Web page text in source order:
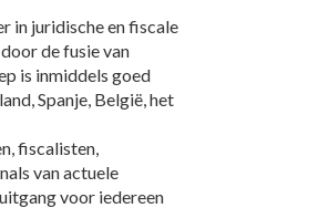
in juridische en fiscale
de fusie van
is inmiddels goed
Spanje, België, het
fiscalisten,
van actuele
voor iedereen